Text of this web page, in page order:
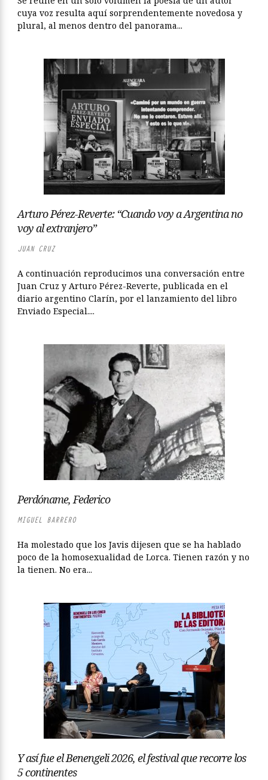
cuya voz resulta aquí sorprendentemente novedosa y
plural, al menos dentro del panorama...
Arturo Pérez-Reverte: “Cuando voy a Argentina no
voy al extranjero”
JUAN CRUZ
A continuación reproducimos una conversación entre
Juan Cruz y Arturo Pérez-Reverte, publicada en el
diario argentino Clarín, por el lanzamiento del libro
Enviado Especial....
Perdóname, Federico
MIGUEL BARRERO
Ha molestado que los Javis dijesen que se ha hablado
poco de la homosexualidad de Lorca. Tienen razón y no
la tienen. No era...
Y así fue el Benengeli 2026, el festival que recorre los
5 continentes